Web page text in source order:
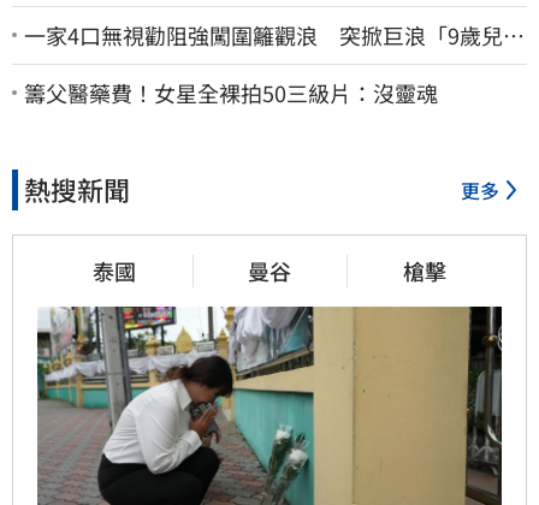
一家4口無視勸阻強闖圍籬觀浪 突掀巨浪「9歲兒當
場遭捲入海」
籌父醫藥費！女星全裸拍50三級片：沒靈魂
熱搜新聞 更多
泰國 曼谷 槍擊